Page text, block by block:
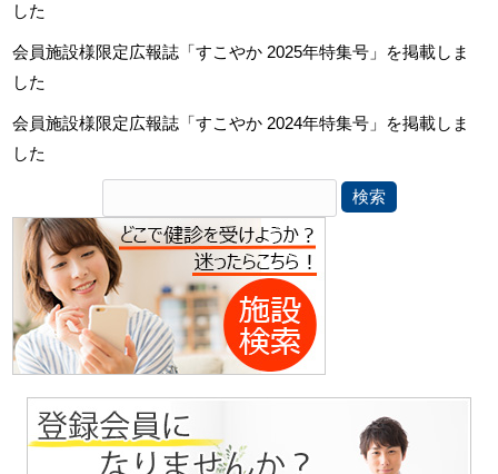
した
会員施設様限定広報誌「すこやか 2025年特集号」を掲載しま
した
会員施設様限定広報誌「すこやか 2024年特集号」を掲載しま
した